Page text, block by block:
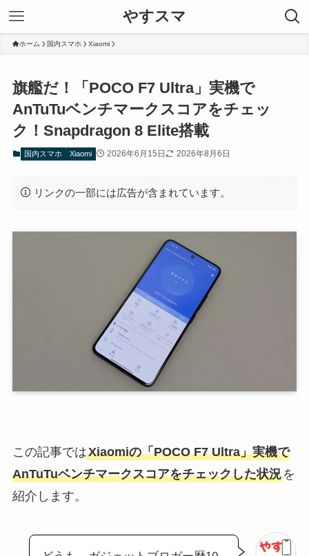
やすスマ
ホーム 国内スマホ Xiaomi
旗艦だ！「POCO F7 Ultra」実機で
AnTuTuベンチマークスコアをチェッ
ク！Snapdragon 8 Elite搭載
国内スマホ Xiaomi 2026年6月15日 2026年8月6日
リンクの一部には広告が含まれています。
この記事ではXiaomiの「POCO F7 Ultra」実機で
AnTuTuベンチマークスコアをチェックした状況を
紹介します。